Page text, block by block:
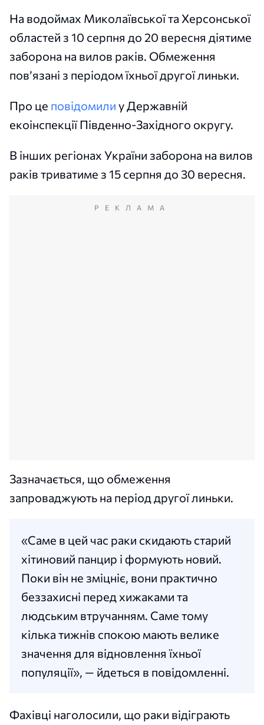
На водоймах Миколаївської та Херсонської
областей з 10 серпня до 20 вересня діятиме
заборона на вилов раків. Обмеження
пов’язані з періодом їхньої другої линьки.
Про це повідомили у Державній
екоінспекції Південно-Західного округу.
В інших регіонах України заборона на вилов
раків триватиме з 15 серпня до 30 вересня.
РЕКЛАМА
Зазначається, що обмеження
запроваджують на період другої линьки.
«Саме в цей час раки скидають старий
хітиновий панцир і формують новий.
Поки він не зміцніє, вони практично
беззахисні перед хижаками та
людським втручанням. Саме тому
кілька тижнів спокою мають велике
значення для відновлення їхньої
популяції», — йдеться в повідомленні.
Фахівці наголосили, що раки відіграють